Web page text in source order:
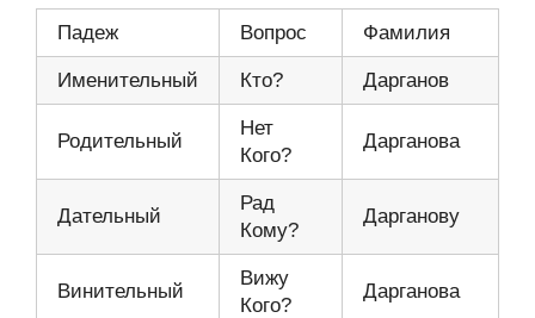
Падеж Вопрос Фамилия
Именительный Кто? Дарганов
Родительный
Нет
Кого?
Дарганова
Дательный
Рад
Кому?
Дарганову
Винительный
Вижу
Кого?
Дарганова